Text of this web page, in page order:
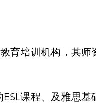
育培训机构，其师
课程、及雅思基